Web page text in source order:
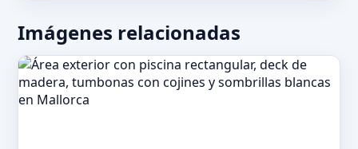
Imágenes relacionadas